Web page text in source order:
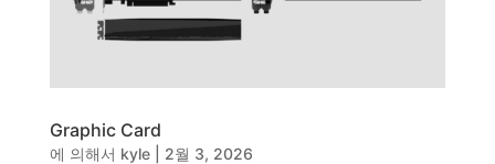
사진, 광고디자인 - 중외제약
패키지, 디자인 - 고려은단
동영상 - ㈜고피자
동영상 - 모모스커피㈜
동영상 - 삼양홀딩스
Graphic Card
에 의해서 kyle| 2월 3, 2026